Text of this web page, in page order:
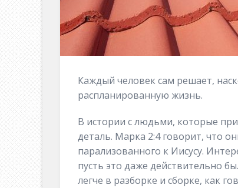
Каждый человек сам решает,
распланированную жизнь.
В истории с людьми, которые
деталь. Марка 2:4 говорит, что
парализованного к Иисусу.
пусть это даже действительно
легче в разборке и сборке, как